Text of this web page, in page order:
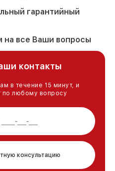
гарантийный
на все Ваши вопросы
контакты
в течение 15 минут, и
по любому вопросу
консультацию